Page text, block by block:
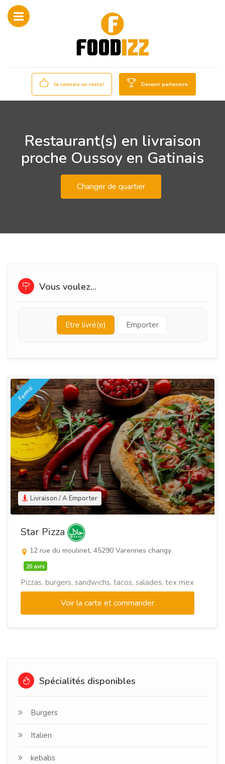
Je connais un resto! Devenir partenaire
Restaurant(s) en livraison
proche Oussoy en Gatinais
Changer de quartier
Vous voulez...
Etre livré(e) Emporter
Livraison / A Emporter
Fermé
Star Pizza
12 rue du moulinet, 45290 Varennes changy
20 avis
Pizzas, burgers, sandwichs, tacos, salades, tex mex
Voir la carte et commander
Spécialités disponibles
Burgers
Italien
kebabs